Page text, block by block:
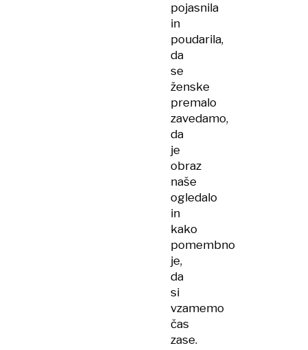
pojasnila
in
poudarila,
da
se
ženske
premalo
zavedamo,
da
je
obraz
naše
ogledalo
in
kako
pomembno
je,
da
si
vzamemo
čas
zase.